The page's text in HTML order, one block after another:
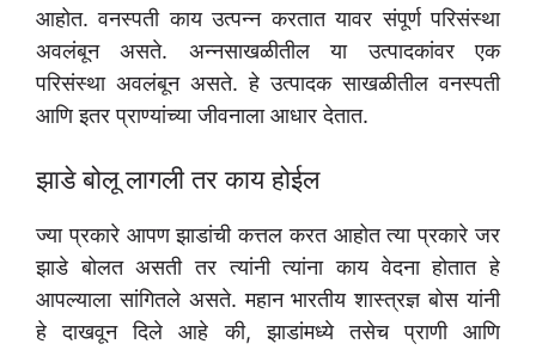
आहोत. वनस्पती काय उत्पन्न करतात यावर संपूर्ण परिसंस्था
अवलंबून असते. अन्नसाखळीतील या उत्पादकांवर एक
परिसंस्था अवलंबून असते. हे उत्पादक साखळीतील वनस्पती
आणि इतर प्राण्यांच्या जीवनाला आधार देतात.
झाडे बोलू लागली तर काय होईल
ज्या प्रकारे आपण झाडांची कत्तल करत आहोत त्या प्रकारे जर
झाडे बोलत असती तर त्यांनी त्यांना काय वेदना होतात हे
आपल्याला सांगितले असते. महान भारतीय शास्त्रज्ञ बोस यांनी
हे दाखवून दिले आहे की, झाडांमध्ये तसेच प्राणी आणि